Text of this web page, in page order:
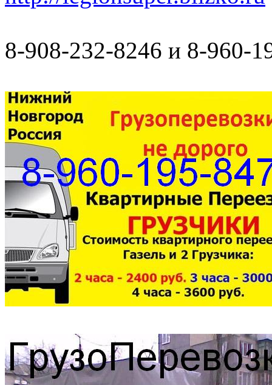
8-908-232-8246 и 8-960-